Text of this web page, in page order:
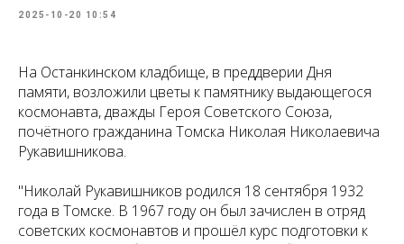
2025-10-20 10:54
На Останкинском кладбище, в преддверии Дня
памяти, возложили цветы к памятнику выдающегося
космонавта, дважды Героя Советского Союза,
почётного гражданина Томска Николая Николаевича
Рукавишникова.
"Николай Рукавишников родился 18 сентября 1932
года в Томске. В 1967 году он был зачислен в отряд
советских космонавтов и прошёл курс подготовки к